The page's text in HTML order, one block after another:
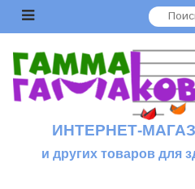
ИНТЕРНЕТ-
и других товаров для